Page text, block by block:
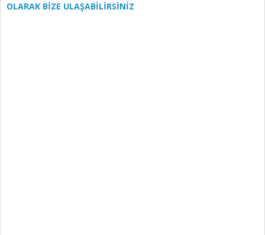
OLARAK BİZE ULAŞABİLİRSİNİZ